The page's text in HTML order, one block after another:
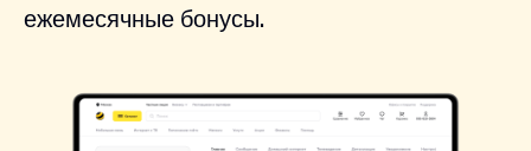
ежемесячные бонусы.